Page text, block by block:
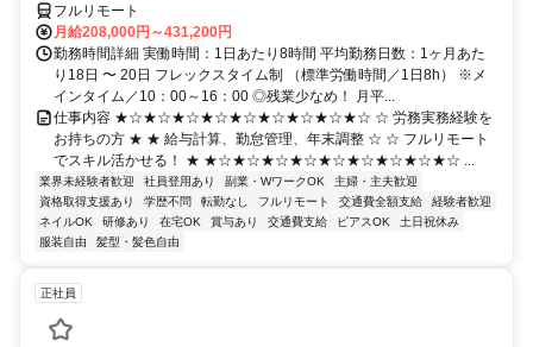
フルリモート
月給208,000円～431,200円
勤務時間詳細 実働時間：1日あたり8時間 平均勤務日数：1ヶ月あた
り18日 〜 20日 フレックスタイム制 （標準労働時間／1日8h） ※メ
インタイム／10：00～16：00 ◎残業少なめ！ 月平...
仕事内容 ★☆★☆★☆★☆★☆★☆★☆★☆★☆ ☆ 労務実務経験を
お持ちの方 ★ ★ 給与計算、勤怠管理、年末調整 ☆ ☆ フルリモート
でスキル活かせる！ ★ ★☆★☆★☆★☆★☆★☆★☆★☆★☆ ...
業界未経験者歓迎 社員登用あり 副業・WワークOK
主婦・主夫歓迎
資格取得支援あり
学歴不問 転勤なし フルリモート 交通費全額支給
経験者歓迎
ネイルOK
研修あり 在宅OK 賞与あり 交通費支給 ピアスOK
土日祝休み
服装自由
髪型・髪色自由
正社員